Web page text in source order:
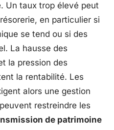
Un taux trop élevé peut
en particulier si
se tend ou si des
La hausse des
la pression des
la rentabilité. Les
alors une gestion
restreindre les
de patrimoine